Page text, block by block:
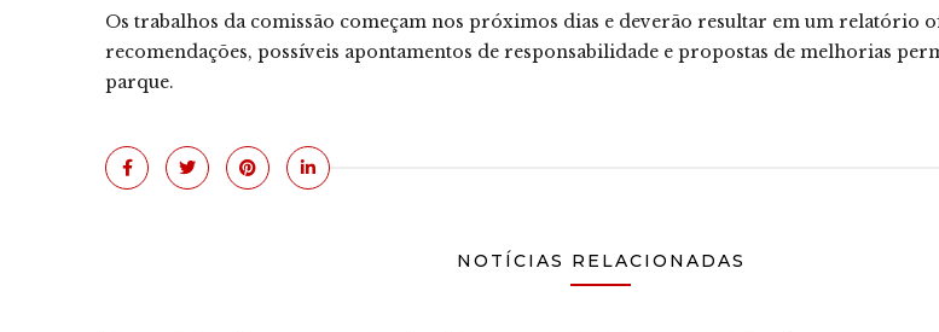
Os trabalhos da comissão começam nos próximos dias e deverão resultar em um relatório
recomendações, possíveis apontamentos de responsabilidade e propostas de melhorias
parque.
NOTÍCIAS RELACIONADAS